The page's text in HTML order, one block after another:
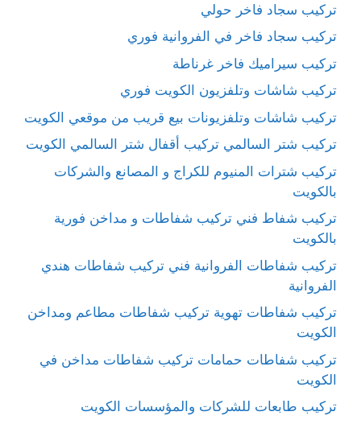
تركيب سجاد فاخر حولي
تركيب سجاد فاخر في الفروانية فوري
تركيب سيراميك فاخر غرناطة
تركيب شاشات وتلفزيون الكويت فوري
تركيب شاشات وتلفزيونات بيع قريب من موقعي الكويت
تركيب شتر السالمي تركيب أقفال شتر السالمي الكويت
تركيب شترات المنيوم للكراج و المصانع والشركات
بالكويت
تركيب شفاط فني تركيب شفاطات و مداخن فورية
بالكويت
تركيب شفاطات الفروانية فني تركيب شفاطات هندي
الفروانية
تركيب شفاطات تهوية تركيب شفاطات مطاعم ومداخن
الكويت
تركيب شفاطات حمامات تركيب شفاطات مداخن في
الكويت
تركيب طابعات للشركات والمؤسسات الكويت